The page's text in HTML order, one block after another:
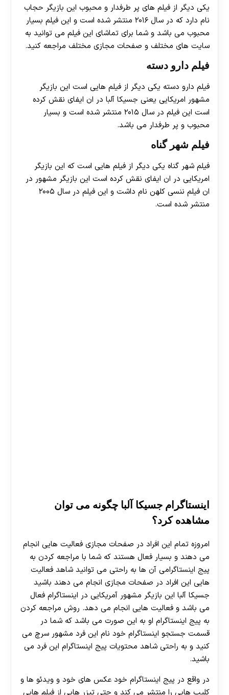
یکی دیگر از فیلم های پر طرفدار و محبوب این بازیگر حجاب
نام دارد که در سال ۲۰۱۶ منتشر شده است و این فیلم بسیار
محبوب می باشد و شما برای تماشای این فیلم می توانید به
سایت های مختلف و صفحات مجازی مختلف مراجعه کنید‌.
فیلم دارو دسته
فیلم دارو دسته یکی دیگر از فیلم هایی است این بازیگر
مشهور امریکایی یعنی جسیکا آلبا در ان ایفای نقش کرده
است این فیلم در سال ۲۰۱۵ منتشر شده است و بسیار
محبوب و پر طرفدار می باشد.
فیلم شهر گناه
فیلم شهر گناه یکی دیگر از فیلم هایی است که این بازیگر
امریکایی در ان ایفای نقش کرده است این بازیگر مشهور در
ان فیلم ننسی کلهن نام داشت و این فیلم در سال ۲۰۰۵
منتشر شده است.
اینستاگرام جسیکا آلبا چگونه می توان
مشاهده کرد؟
امروزه تمام این افراد در صفحات مجازی فعالیت هایی انجام
می دهند و بسیار فعال هستند که شما با مراجعه کردن به
پیج اینستاگرامی آن ها به راحتی می توانید شاهد فعالیت
هایی این افراد در صفحات مجازی انجام می ‌دهند باشید
جسیکا آلبا این بازیگر مشهور آمریکایی در اینستاگرام فعال
می باشد و فعالیت هایی انجام می دهد. روش مراجعه کردن
به پیج اینستاگرام او به این صورت می باشد که شما در
قسمت جستجو اینستاگرام خود نام این فرد مشهور سرچ می
کنید و به راحتی شاهد محتویات پیج اینستاگرام این فرد می
باشید.
در واقع در پیج اینستاگرام خود عکس های خود و ویدئو ها و